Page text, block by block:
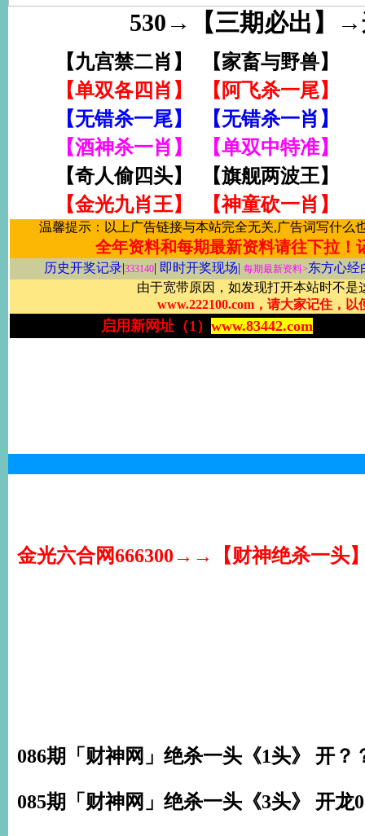
金光六合网666300→→【财神绝杀一头
086期「财神网」绝杀一头《1头》 开？
085期「财神网」绝杀一头《3头》 开龙